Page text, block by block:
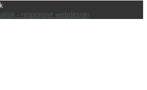
- responsivt webdesign